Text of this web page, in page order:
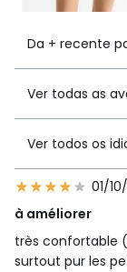
Da + recente
Ver todas as
Ver todos os
01/
à améliorer
très confortable
surtout pur les